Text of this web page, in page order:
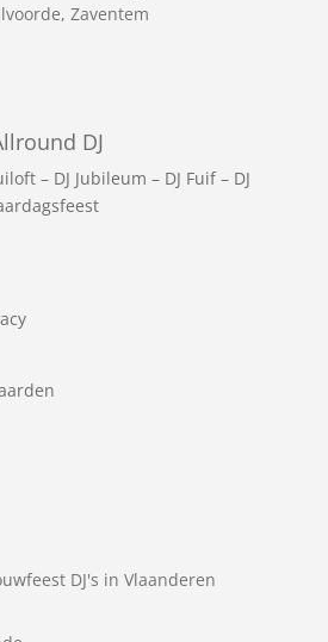
Zaventem
DJ
– DJ Jubileum – DJ Fuif– DJ
DJ's in Vlaanderen